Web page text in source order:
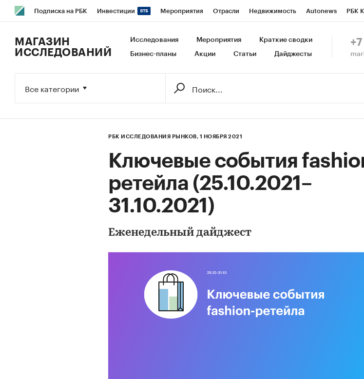
Подписка на РБК Инвестиции Мероприятия Отрасли Недвижимость Autonews РБК
Исследования Кредитные рейтинги Франшизы Газета Спецпроекты СПб Конференции
МАГАЗИН
ИССЛЕДОВАНИЙ
Исследования Мероприятия Краткие сводки
Бизнес-планы Акции Статьи Дайджесты
Все категории
РБК ИССЛЕДОВАНИЯ РЫНКОВ, 1 НОЯБРЯ 2021
Ключевые события
ретейла (25.10.2021–
31.10.2021)
Еженедельный дайджест